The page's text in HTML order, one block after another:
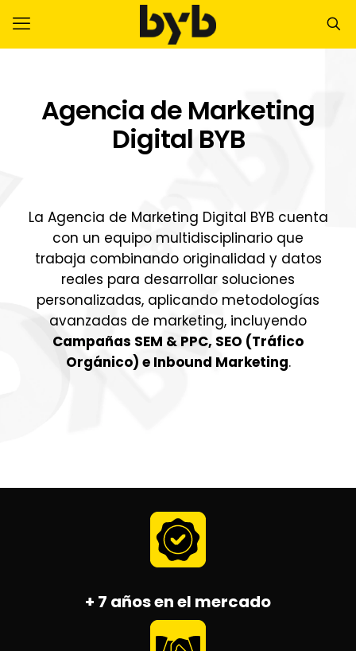
Agencia de Marketing
Digital BYB
La Agencia de Marketing Digital BYB cuenta
con un equipo multidisciplinario que
trabaja combinando originalidad y datos
reales para desarrollar soluciones
personalizadas, aplicando metodologías
avanzadas de marketing, incluyendo
Campañas SEM & PPC, SEO (Tráfico
Orgánico) e Inbound Marketing.
+ 7 años en el mercado